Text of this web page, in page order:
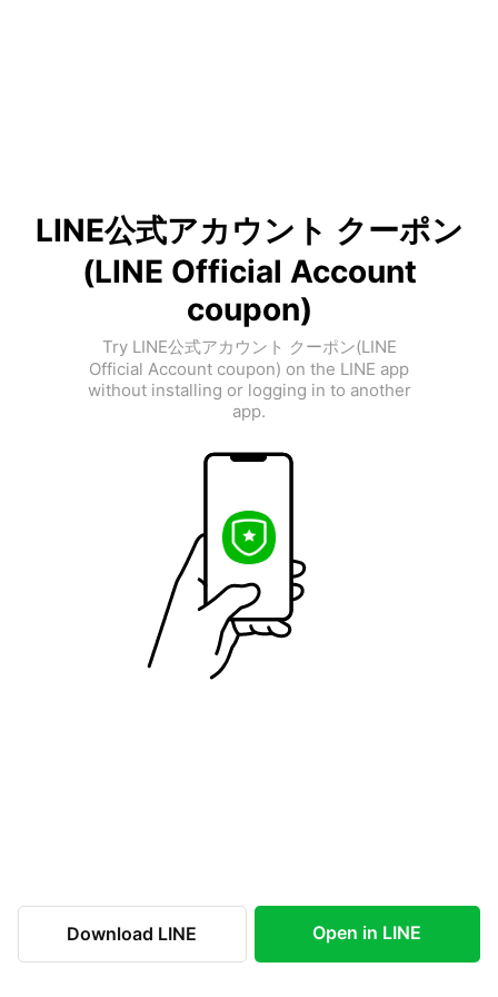
LINE公式アカウント クーポン
(LINE Official Account
coupon)
Try LINE公式アカウント クーポン(LINE
Official Account coupon) on the LINE app
without installing or logging in to another
app.
Download LINE Open in LINE